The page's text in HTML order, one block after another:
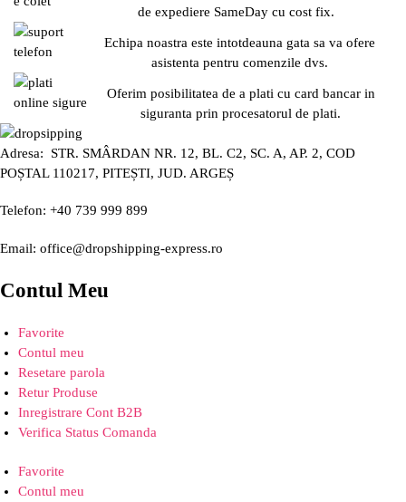
de expediere SameDay cu cost fix.
Echipa noastra este intotdeauna gata sa va ofere
asistenta pentru comenzile dvs.
Oferim posibilitatea de a plati cu card bancar in
siguranta prin procesatorul de plati.
Adresa: STR. SMÂRDAN NR. 12, BL. C2, SC. A, AP. 2, COD
POȘTAL 110217, PITEȘTI, JUD. ARGEȘ
Telefon: +40 739 999 899
Email: office@dropshipping-express.ro
Contul Meu
Favorite
Contul meu
Resetare parola
Retur Produse
Inregistrare Cont B2B
Verifica Status Comanda
Favorite
Contul meu